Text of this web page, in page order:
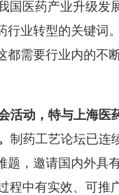
国医药产业升级发
行业转型的关键词
都需要行业内的不
活动，特与上海医
制药工艺论坛已连
题，邀请国内外具
中有实效、可推